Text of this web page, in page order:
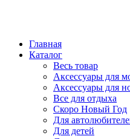
Главная
Каталог
Весь товар
Аксессуары для
Аксессуары для
Все для отдыха
Скоро Новый Год
Для
Для детей